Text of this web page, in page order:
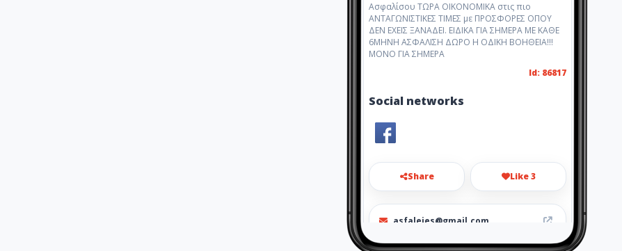
Ασφαλίσου ΤΩΡΑ ΟΙΚΟΝΟΜΙΚΑ στις πιο
ΑΝΤΑΓΩΝΙΣΤΙΚΕΣ ΤΙΜΕΣ με ΠΡΟΣΦΟΡΕΣ ΟΠΟΥ
ΔΕΝ ΕΧΕΙΣ ΞΑΝΑΔΕΙ. ΕΙΔΙΚΑ ΓΙΑ ΣΗΜΕΡΑ ΜΕ ΚΑΘΕ
6ΜΗΝΗ ΑΣΦΑΛΙΣΗ ΔΩΡΟ Η ΟΔΙΚΗ ΒΟΗΘΕΙΑ!!!
ΜΟΝΟ ΓΙΑ ΣΗΜΕΡΑ
Id: 86817
Social networks
Share Like 3
asfaleies@gmail.com